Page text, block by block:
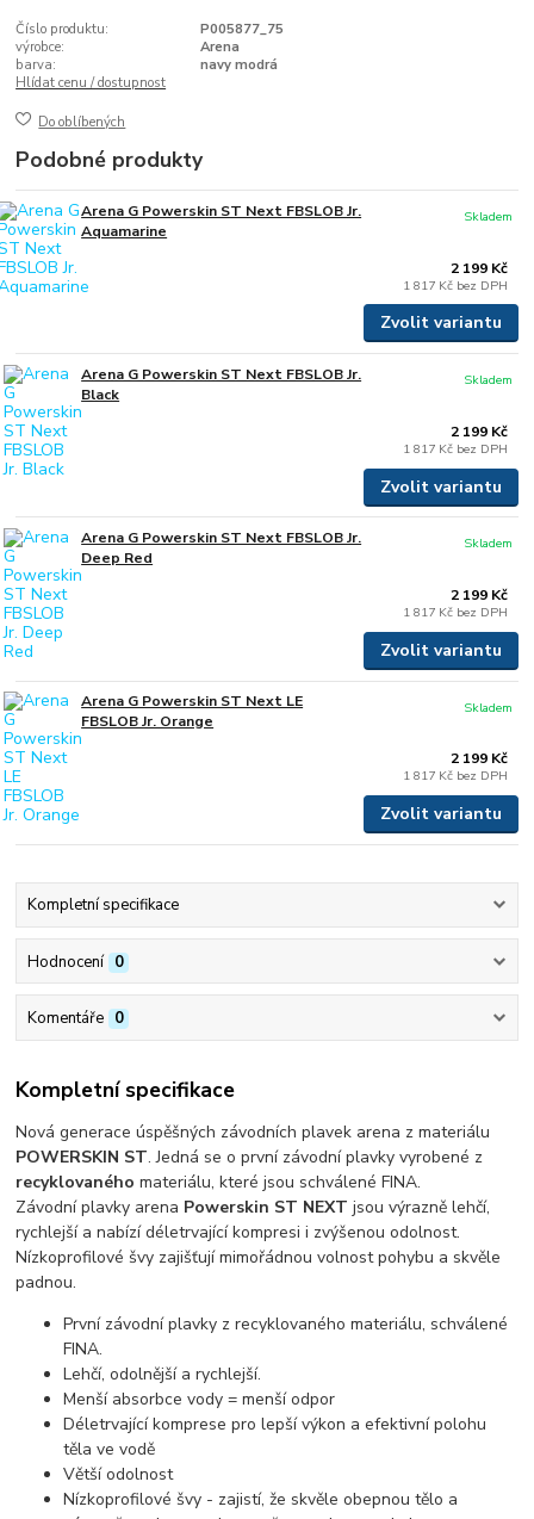
Číslo produktu:
P005877_75
výrobce:
Arena
barva:
navy modrá
Hlídat cenu / dostupnost
Do oblíbených
Podobné produkty
Arena G Powerskin ST Next FBSLOB Jr.
Aquamarine
2 199 Kč
1 817 Kč bez DPH
Skladem
Zvolit variantu
Arena G Powerskin ST Next FBSLOB Jr.
Black
2 199 Kč
1 817 Kč bez DPH
Skladem
Zvolit variantu
Arena G Powerskin ST Next FBSLOB Jr.
Deep Red
2 199 Kč
1 817 Kč bez DPH
Skladem
Zvolit variantu
Arena G Powerskin ST Next LE
FBSLOB Jr. Orange
2 199 Kč
1 817 Kč bez DPH
Skladem
Zvolit variantu
Kompletní specifikace
Hodnocení 0
Komentáře 0
Kompletní specifikace
Nová generace úspěšných závodních plavek arena z materiálu
POWERSKIN ST. Jedná se o první závodní plavky vyrobené z
recyklovanéhomateriálu, které jsou schválené FINA.
Závodní plavky arena Powerskin ST NEXTjsou výrazně lehčí,
rychlejší a nabízí déletrvající kompresi i zvýšenou odolnost.
Nízkoprofilové švy zajišťují mimořádnou volnost pohybu a skvěle
padnou.
První závodní plavky z recyklovaného materiálu, schválené
FINA.
Lehčí, odolnější a rychlejší.
Menší absorbce vody = menší odpor
Déletrvající komprese pro lepší výkon a efektivní polohu
těla ve vodě
Větší odolnost
Nízkoprofilové švy - zajistí, že skvěle obepnou tělo a